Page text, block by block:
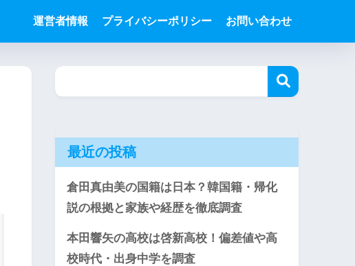
運営者情報 プライバシーポリシー お問い合わせ
最近の投稿
倉田真由美の国籍は日本？韓国籍・帰化
説の根拠と家族や経歴を徹底調査
本田響矢の高校は啓新高校！偏差値や高
校時代・出身中学を調査